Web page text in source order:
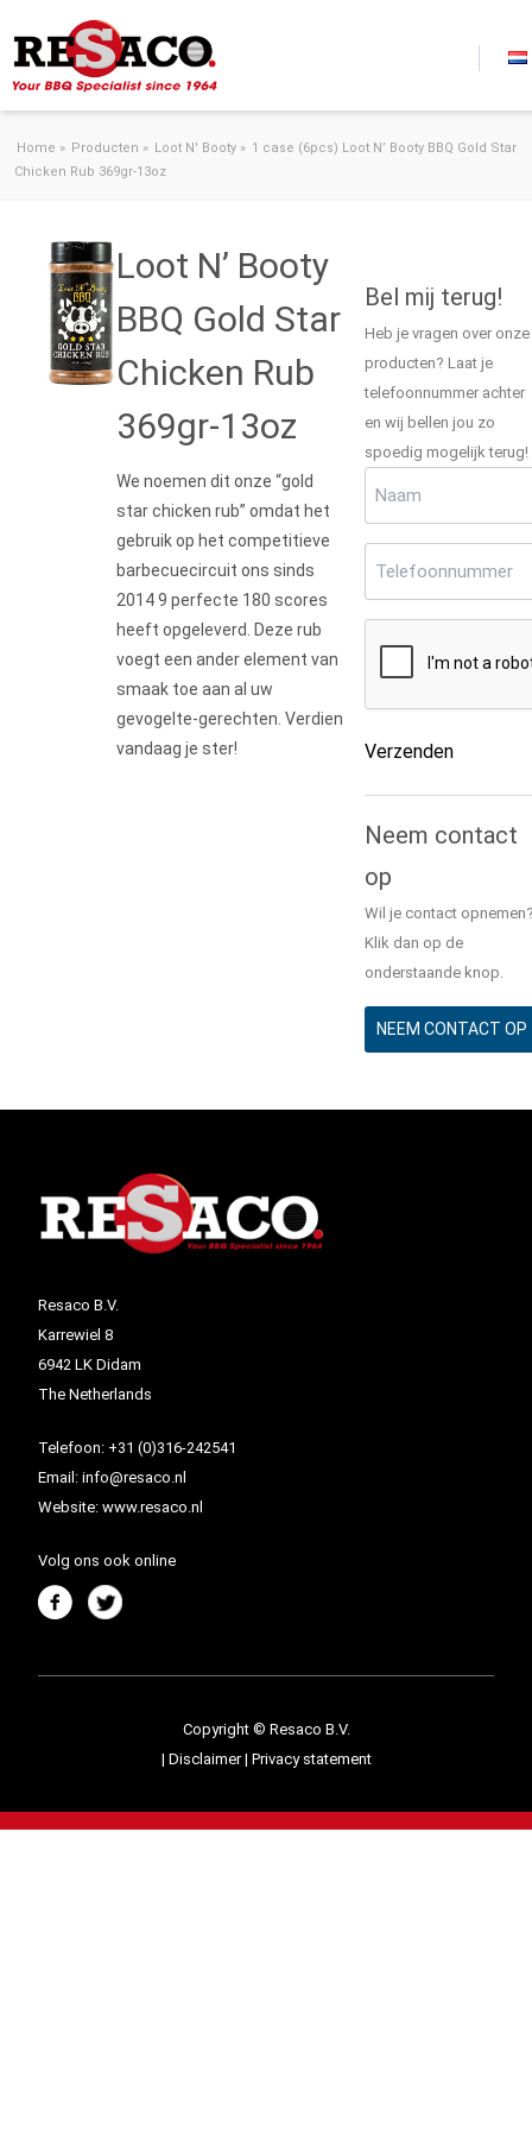
Home » Producten » Loot N' Booty » 1 case (6pcs) Loot N’ Booty BBQ Gold Star
Chicken Rub 369gr-13oz
Loot N’ Booty
BBQ Gold Star
Chicken Rub
369gr-13oz
We noemen dit onze “gold
star chicken rub” omdat het
gebruik op het competitieve
barbecuecircuit ons sinds
2014 9 perfecte 180 scores
heeft opgeleverd. Deze rub
voegt een ander element van
smaak toe aan al uw
gevogelte-gerechten. Verdien
vandaag je ster!
Bel mij terug!
Heb je vragen over onze
producten? Laat je
telefoonnummer achter
en wij bellen jou zo
spoedig mogelijk terug!
Verzenden
Neem contact
op
Wil je contact
Klik dan op de
onderstaande knop.
NEEM CONTACT OP
Resaco B.V.
Karrewiel 8
6942 LK Didam
The Netherlands
Telefoon: +31 (0)316-242541
Email: info@resaco.nl
Website: www.resaco.nl
Volg ons ook online
Copyright © Resaco B.V.
| Disclaimer| Privacy statement